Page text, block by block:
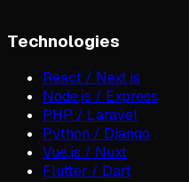
Technologies
React / Next.js
Node.js / Express
PHP / Laravel
Python / Django
Vue.js / Nuxt
Flutter / Dart